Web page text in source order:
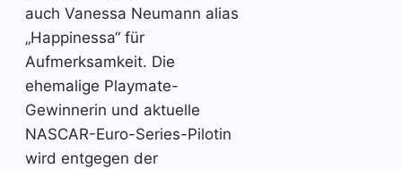
auch Vanessa Neumann alias
„Happinessa“ für
Aufmerksamkeit. Die
ehemalige Playmate-
Gewinnerin und aktuelle
NASCAR-Euro-Series-Pilotin
wird entgegen der